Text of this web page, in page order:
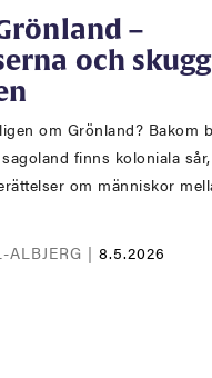
–
och
om Grönland? Bakom
finns koloniala
om människor
ALBJERG |8.5.2026